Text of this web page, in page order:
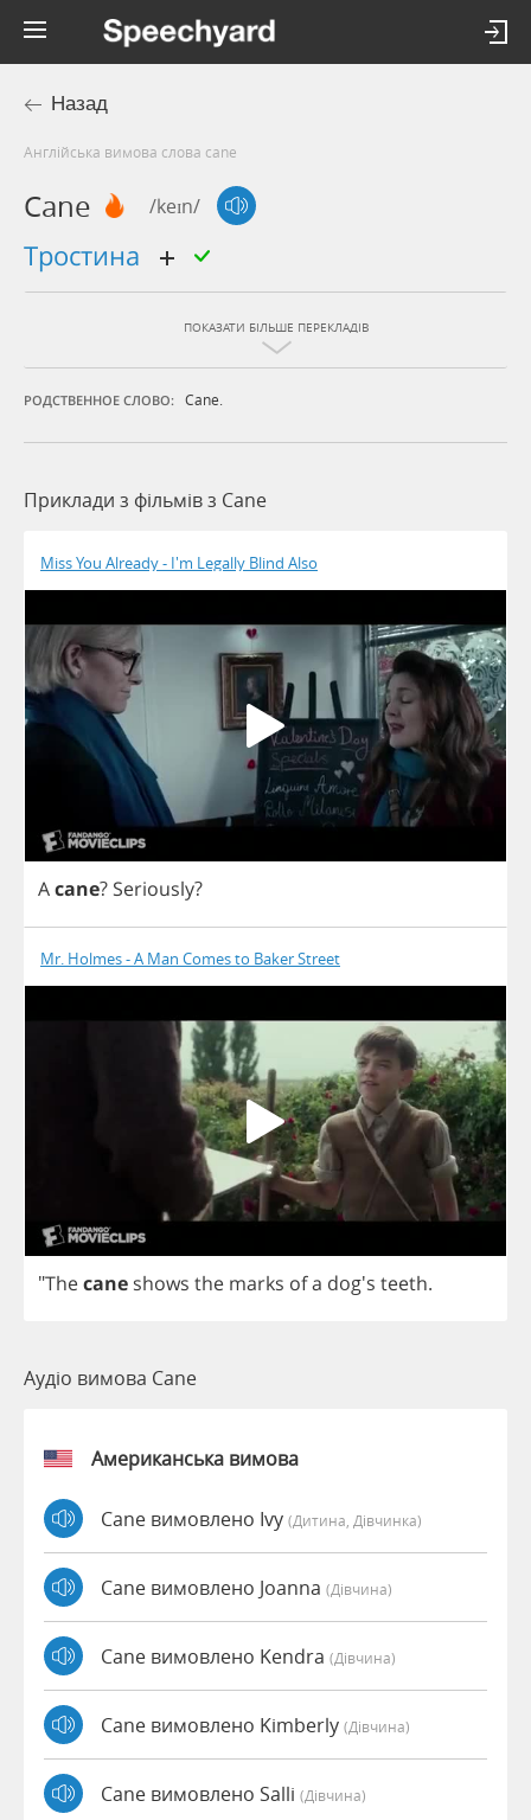
Назад
Англійська вимова слова cane
Cane /keɪn/
тростина
ПОКАЗАТИ БІЛЬШЕ ПЕРЕКЛАДІВ
РОДСТВЕННОЕ СЛОВО: Cane.
Приклади з фільмів з Cane
Miss You Already - I'm Legally Blind Also
Acane? Seriously?
Mr. Holmes - A Man Comes to Baker Street
"Thecane shows the marks ofa dog's teeth.
Аудіо вимова Cane
Американська вимова
Cane вимовлено Ivy (дитина, Дівчинка)
Cane вимовлено Joanna (дівчина)
Cane вимовлено Kendra (дівчина)
Cane вимовлено Kimberly (дівчина)
Cane вимовлено Salli (дівчина)